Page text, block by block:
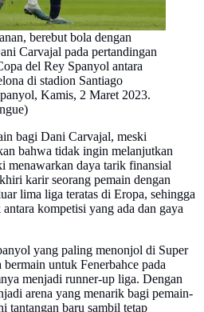
berebut bola dengan
Carvajal pada pertandingan
del Rey Spanyol antara
di stadion Santiago
Kamis, 2 Maret 2023.
bagi Dani Carvajal, meski
bahwa tidak ingin melanjutkan
menawarkan daya tarik finansial
karir seorang pemain dengan
lima liga teratas di Eropa, sehingga
kompetisi yang ada dan gaya
yang paling menonjol di Super
untuk Fenerbahce pada
menjadi runner-up liga. Dengan
arena yang menarik bagi pemain-
tantangan baru sambil tetap